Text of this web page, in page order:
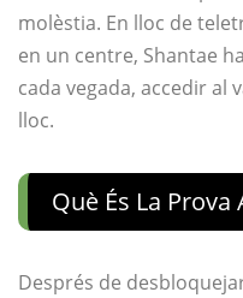
molèstia. En lloc de
en un centre, Shantae
cada vegada, accedir al
lloc.
Què És La
Després de